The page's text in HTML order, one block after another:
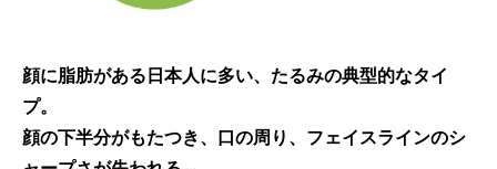
顔に脂肪がある日本人に多い、たるみの典型的なタイ
プ。
顔の下半分がもたつき、口の周り、フェイスラインのシ